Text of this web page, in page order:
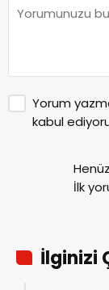
Yorum
kabul
İlk
İlginizi